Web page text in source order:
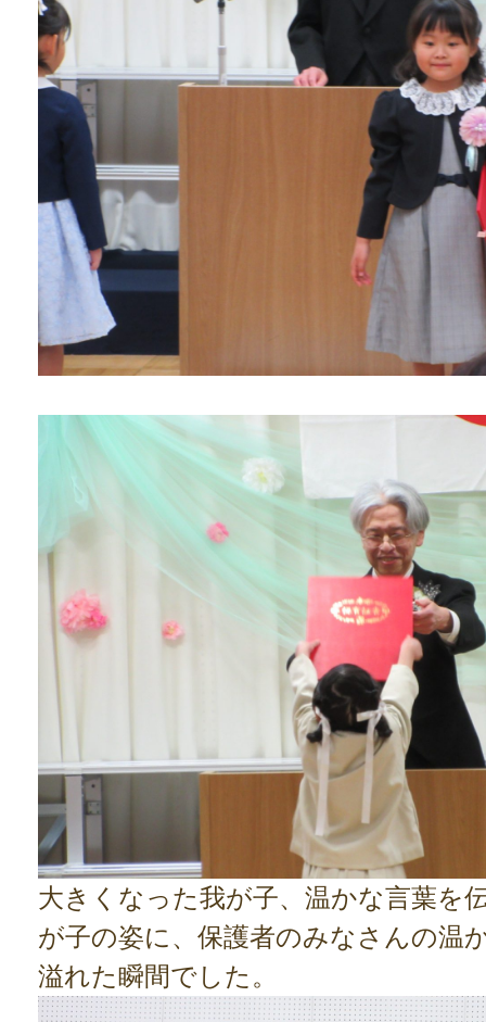
大きくなった我が子、温かな言葉を
が子の姿に、保護者のみなさんの温
溢れた瞬間でした。